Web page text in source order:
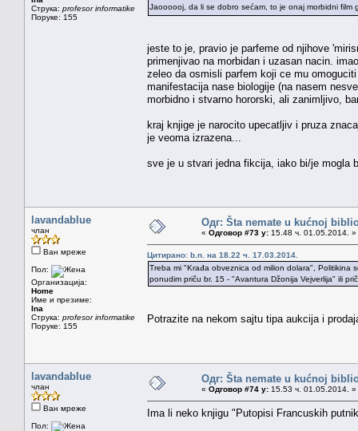
Струка: profesor informatike
Поруке: 155
Jaoooooj, da li se dobro sećam, to je onaj morbidni
jeste to je, pravio je parfeme od njihove
primenjivao na morbidan i uzasan nacin.
zeleo da osmisli parfem koji ce mu
manifestacija nase biologije (na nasem
morbidno i stvarno hororski, ali zanimljivo,
kraj knjige je narocito upecatljiv i pruza
je veoma izrazena...
sve je u stvari jedna fikcija, iako bi/je mogla
lavandablue
члан
Ван мреже
Пол:
Организација:
Home
Име и презиме:
Ina
Струка: profesor informatike
Поруке: 155
Одг: Šta nemate u kućnoj
« Одговор #73 у: 15.48 ч. 01.05.2014. »
Цитирано: b.n. на 18.22 ч. 17.03.2014.
Treba mi "Krađa obveznica od milion dolara", Politikina
ponudim priču br. 15 - "Avantura Džonija Vejverlija" ili
Potrazite na nekom sajtu tipa aukcija i
lavandablue
члан
Ван мреже
Пол:
Одг: Šta nemate u kućnoj
« Одговор #74 у: 15.53 ч. 01.05.2014. »
Ima li neko knjigu "Putopisi Francuskih